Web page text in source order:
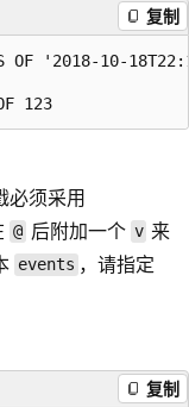
复制
OF '2018-10-
必须采用
@后附加一个 v 来
events ，请指定
复制